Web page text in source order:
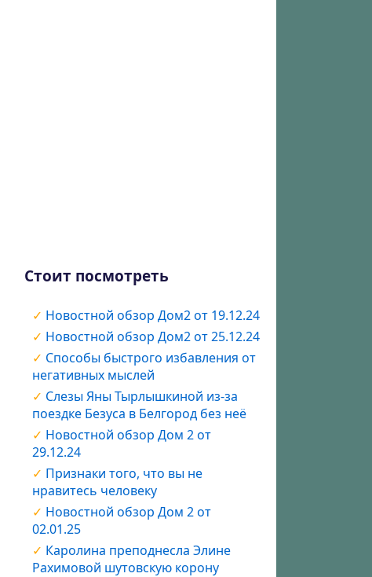
Стоит посмотреть
Новостной обзор Дом2 от 19.12.24
Новостной обзор Дом2 от 25.12.24
Способы быстрого избавления от
негативных мыслей
Слезы Яны Тырлышкиной из-за
поездке Безуса в Белгород без неё
Новостной обзор Дом 2 от
29.12.24
Признаки того, что вы не
нравитесь человеку
Новостной обзор Дом 2 от
02.01.25
Каролина преподнесла Элине
Рахимовой шутовскую корону